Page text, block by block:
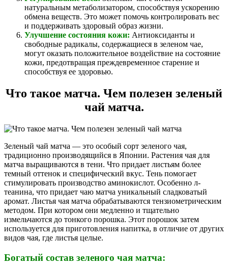
натуральным метаболизатором, способствуя ускорению
обмена веществ. Это может помочь контролировать вес
и поддерживать здоровый образ жизни.
Улучшение состояния кожи: Антиоксиданты и
свободные радикалы, содержащиеся в зеленом чае,
могут оказать положительное воздействие на состояние
кожи, предотвращая преждевременное старение и
способствуя ее здоровью.
Что такое матча. Чем полезен зеленый
чай матча.
Зеленый чай матча — это особый сорт зеленого чая,
традиционно производящийся в Японии. Растения чая для
матча выращиваются в тени. Что придает листьям более
темный оттенок и специфический вкус. Тень помогает
стимулировать производство аминокислот. Особенно л-
теанина, что придает чаю матча уникальный сладковатый
аромат. Листья чая матча обрабатываются тензиометрическим
методом. При котором они медленно и тщательно
измельчаются до тонкого порошка. Этот порошок затем
используется для приготовления напитка, в отличие от других
видов чая, где листья целые.
Богатый состав зеленого чая матча: